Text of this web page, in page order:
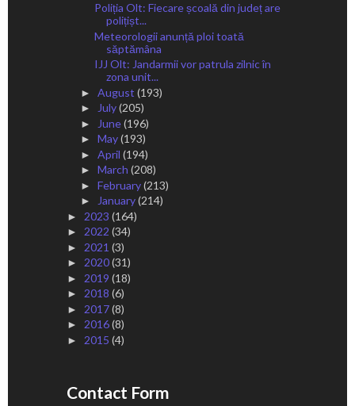
Poliția Olt: Fiecare școală din județ are
polițișt...
Meteorologii anunță ploi toată
săptămâna
IJJ Olt: Jandarmii vor patrula zilnic în
zona unit...
► August (193)
► July(205)
► June(196)
► May(193)
► April (194)
► March (208)
► February(213)
► January(214)
► 2023 (164)
► 2022 (34)
► 2021 (3)
► 2020(31)
► 2019 (18)
► 2018 (6)
► 2017(8)
► 2016(8)
► 2015 (4)
Contact Form